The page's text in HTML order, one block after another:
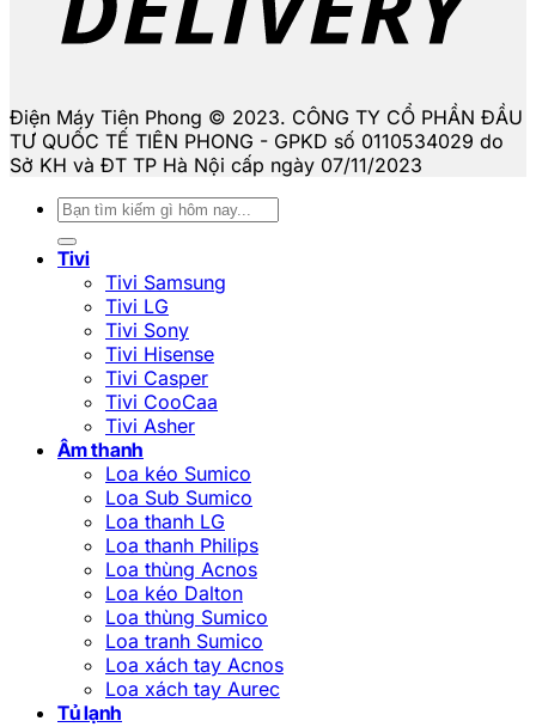
Điện Máy Tiên Phong © 2023. CÔNG TY CỔ PHẦN ĐẦU
TƯ QUỐC TẾ TIÊN PHONG - GPKD số 0110534029 do
Sở KH và ĐT TP Hà Nội cấp ngày 07/11/2023
Tìm
kiếm:
Tivi
Tivi Samsung
Tivi LG
Tivi Sony
Tivi Hisense
Tivi Casper
Tivi CooCaa
Tivi Asher
Âm thanh
Loa kéo Sumico
Loa Sub Sumico
Loa thanh LG
Loa thanh Philips
Loa thùng Acnos
Loa kéo Dalton
Loa thùng Sumico
Loa tranh Sumico
Loa xách tay Acnos
Loa xách tay Aurec
Tủ lạnh